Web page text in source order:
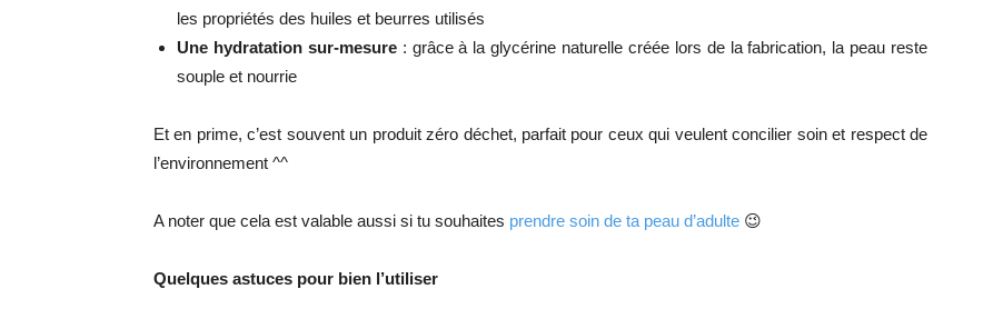
les propriétés des huiles et beurres utilisés
Une hydratation sur-mesure: grâce à la glycérine naturelle créée lors de la fabrication, la peau reste
souple et nourrie
Et en prime, c’est souvent un produit zéro déchet, parfait pour ceux qui veulent concilier soin et respect de
l’environnement ^^
A noter que cela est valable aussi si tu souhaites prendre soin de ta peau d’adulte 😉
Quelques astuces pour bien l’utiliser